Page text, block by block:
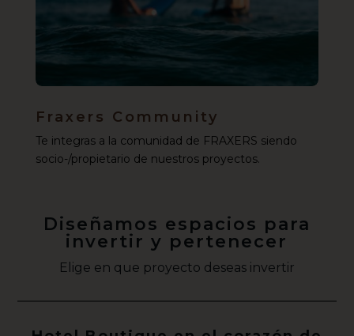
Fraxers Community
Te integras a la comunidad de FRAXERS siendo
socio-/propietario de nuestros proyectos.
Diseñamos espacios para
invertir y pertenecer
Elige en que proyecto deseas invertir